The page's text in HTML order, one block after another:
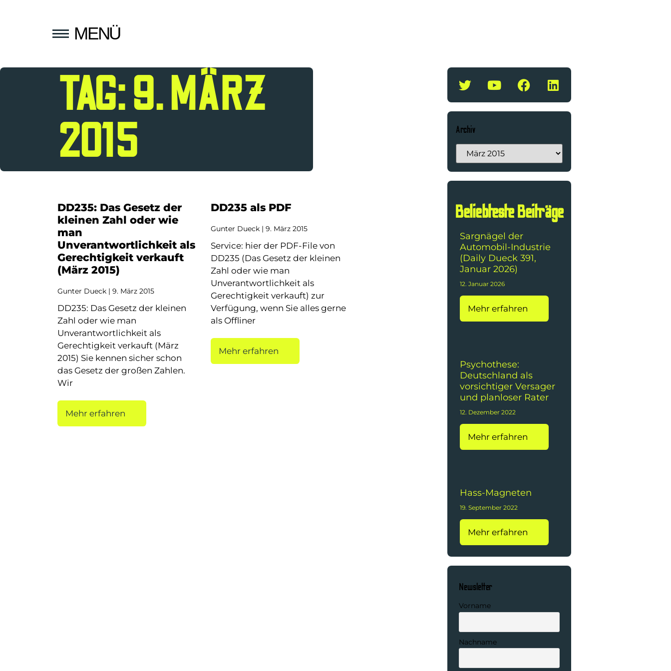
MENÜ
TAG: 9. MÄRZ
2015
DD235: Das Gesetz der
kleinen Zahl oder wie
man
Unverantwortlichkeit als
Gerechtigkeit verkauft
(März 2015)
Gunter Dueck 9. März 2015
DD235: Das Gesetz der kleinen
Zahl oder wie man
Unverantwortlichkeit als
Gerechtigkeit verkauft (März
2015) Sie kennen sicher schon
das Gesetz der großen Zahlen.
Wir
Mehr erfahren
DD235 als PDF
Gunter Dueck 9. März 2015
Service: hier der PDF-File von
DD235 (Das Gesetz der kleinen
Zahl oder wie man
Unverantwortlichkeit als
Gerechtigkeit verkauft) zur
Verfügung, wenn Sie alles gerne
als Offliner
Mehr erfahren
Archiv
Beliebteste Beiträge
Sargnägel der
Automobil-Industrie
(Daily Dueck 391,
Januar 2026)
12. Januar 2026
Mehr erfahren
Psychothese:
Deutschland als
vorsichtiger Versager
und planloser Rater
12. Dezember 2022
Mehr erfahren
Hass-Magneten
19. September 2022
Mehr erfahren
Newsletter
Vorname
Nachname